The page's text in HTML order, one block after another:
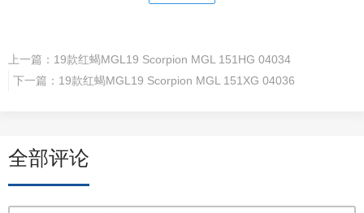
上一篇： 19款红蝎MGL19 Scorpion MGL 151HG 04034
下一篇： 19款红蝎MGL19 Scorpion MGL 151XG 04036
全部评论